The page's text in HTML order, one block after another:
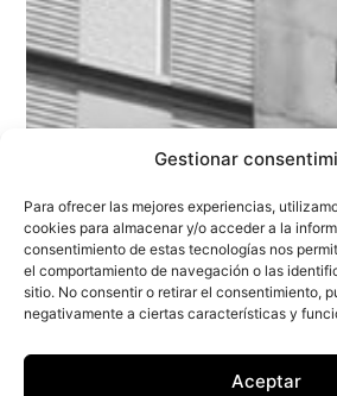
Gestionar
Para ofrecer las mejores experiencias,
cookies para almacenar y/o acceder a la
consentimiento de estas tecnologías nos
el comportamiento de navegación o las
sitio. No consentir o retirar el consentimiento,
negativamente a ciertas características y
Aceptar